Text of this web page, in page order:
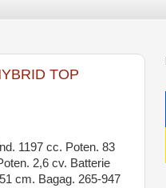
TOP
1197 cc. Poten. 83
2,6 cv. Batterie
cm. Bagag. 265-947